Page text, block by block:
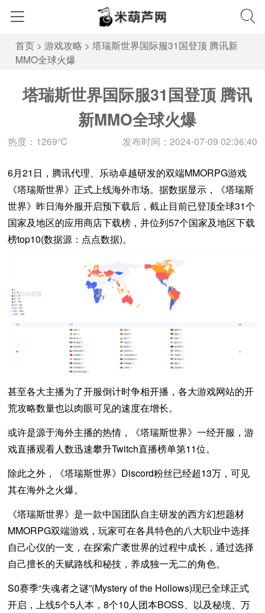
首页 > 游戏攻略 > 塔瑞斯世界国际服31国登顶 腾讯新
MMO全球火爆
塔瑞斯世界国际服31国登顶 腾讯
新MMO全球火爆
热度：1269℃ 发布时间：2024-07-09 02:36:40
6月21日，腾讯代理、乐动卓越研发的双端MMORPG游戏
《塔瑞斯世界》正式上线海外市场。据数据显示，《塔瑞斯
世界》昨日海外服开启预下载后，截止目前已登顶全球31个
国家及地区的应用商店下载榜，并位列57个国家及地区下载
榜top10(数据源：点点数据)。
甚至各大主播为了开服倒计时争相开播，各大游戏网站的开
荒攻略数量也以肉眼可见的速度在增长。
或许是源于海外主播的热情，《塔瑞斯世界》一经开服，游
戏直播观看人数迅速攀升Twitch直播榜单第11位。
除此之外，《塔瑞斯世界》Discord粉丝已经超13万，可见
其在海外之火爆。
《塔瑞斯世界》是一款中国团队自主研发的西方幻想题材
MMORPG双端游戏，玩家可在各具特色的八大职业中选择
自己心仪的一支，在探索广袤世界的过程中成长，通过选择
自己擅长的天赋路线和秘技，养成独一无二的角色。
S0赛季“失魂者之谜”(Mystery of the Hollows)现已全球正式
开启，上线5个5人本，8个10人团本BOSS、以及秘境、万